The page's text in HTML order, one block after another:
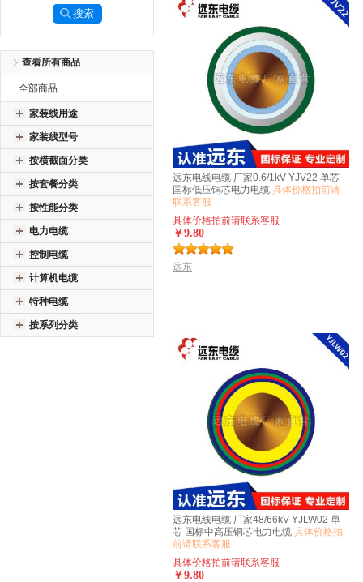
远东电线电缆 厂家0.6/1kV YJV22 单芯
国标低压铜芯电力电缆 具体价格拍前请
联系客服
具体价格拍前请联系客服
￥9.80
远东
远东电线电缆 厂家48/66kV YJLW02 单
芯 国标中高压铜芯电力电缆 具体价格拍
前请联系客服
具体价格拍前请联系客服
￥9.80
查看所有商品
全部商品
家装线用途
家装线型号
按横截面分类
按套餐分类
按性能分类
电力电缆
控制电缆
计算机电缆
特种电缆
按系列分类